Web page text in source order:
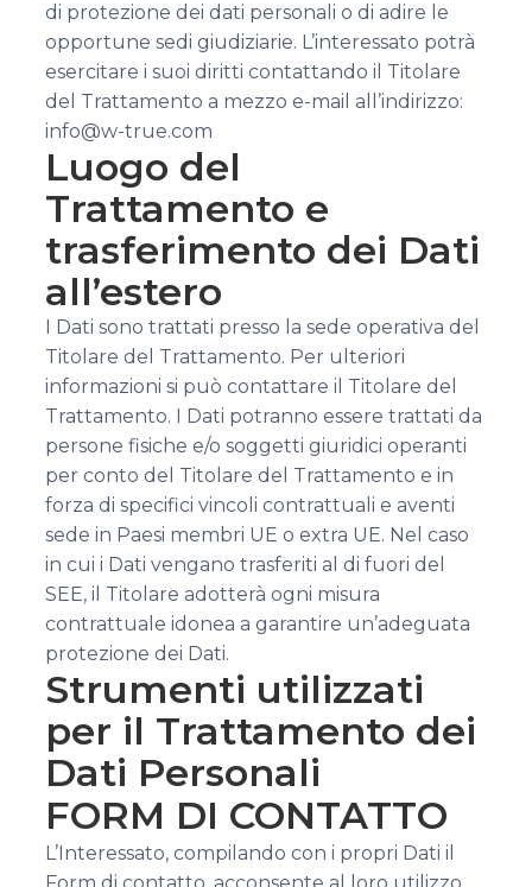
di protezione dei dati personali o di adire le
opportune sedi giudiziarie. L’interessato potrà
esercitare i suoi diritti contattando il Titolare
del Trattamento a mezzo e-mail all’indirizzo:
info@w-true.com
Luogo del
Trattamento e
trasferimento dei Dati
all’estero
I Dati sono trattati presso la sede operativa del
Titolare del Trattamento. Per ulteriori
informazioni si può contattare il Titolare del
Trattamento. I Dati potranno essere trattati da
persone fisiche e/o soggetti giuridici operanti
per conto del Titolare del Trattamento e in
forza di specifici vincoli contrattuali e aventi
sede in Paesi membri UE o extra UE. Nel caso
in cui i Dati vengano trasferiti al di fuori del
SEE, il Titolare adotterà ogni misura
contrattuale idonea a garantire un’adeguata
protezione dei Dati.
Strumenti utilizzati
per il Trattamento dei
Dati Personali
FORM DI CONTATTO
L’Interessato, compilando con i propri Dati il